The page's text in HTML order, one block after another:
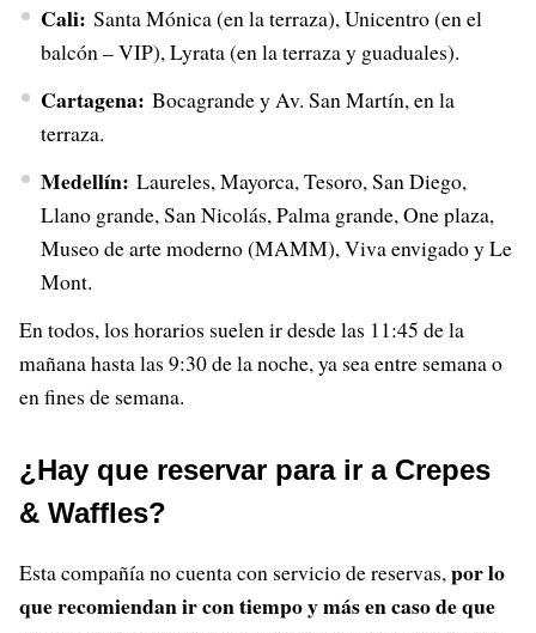
Cali: Santa Mónica (en la terraza), Unicentro (en el
balcón – VIP), Lyrata (en la terraza y guaduales).
Cartagena: Bocagrande y Av. San Martín, en la
terraza.
Medellín: Laureles, Mayorca, Tesoro, San Diego,
Llano grande, San Nicolás, Palma grande, One plaza,
Museo de arte moderno (MAMM), Viva envigado y Le
Mont.
En todos, los horarios suelen ir desde las 11:45 de la
mañana hasta las 9:30 de la noche, ya sea entre semana o
en fines de semana.
¿Hay que reservar para ir a Crepes
& Waffles?
Esta compañía no cuenta con servicio de reservas,por lo
que recomiendan ir con tiempo y más en caso de que